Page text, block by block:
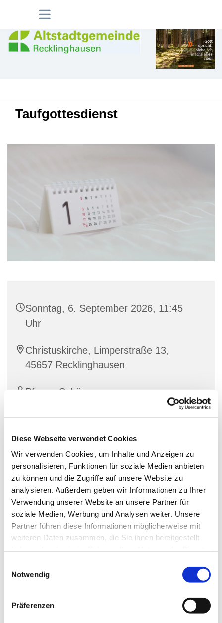
Diese Webseite verwendet Cookies
Wir verwenden Cookies, um Inhalte und Anzeigen zu
personalisieren, Funktionen für soziale Medien anbieten
zu können und die Zugriffe auf unsere Website zu
analysieren. Außerdem geben wir Informationen zu Ihrer
Verwendung unserer Website an unsere Partner für
soziale Medien, Werbung und Analysen weiter. Unsere
Partner führen diese Informationen möglicherweise mit
weiteren Daten zusammen, die Sie ihnen bereitgestellt
Notwendig
Präferenzen
Taufgottesdienst
Sonntag, 6. September 2026, 11:45
Uhr
Christuskirche, Limperstraße 13,
45657 Recklinghausen
Pfarrer Schürmann